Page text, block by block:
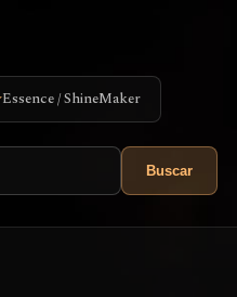
Essence / ShineMaker
Buscar